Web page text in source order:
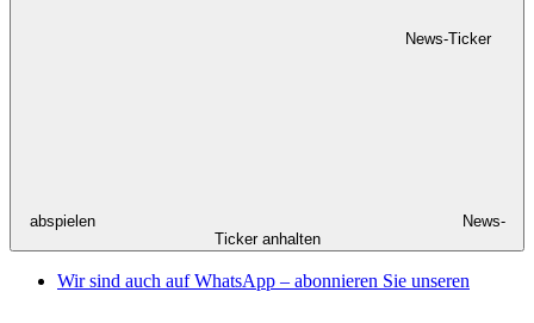
News-Ticker
abspielen
News-
Ticker anhalten
Wir sind auch auf WhatsApp – abonnieren Sie unseren